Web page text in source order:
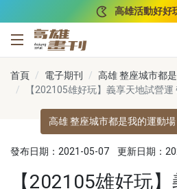
高雄活動好好
高雄畫刊
首頁 電子期刊
高雄 整座城市都
【202105雄好玩】義享天地試營
高雄 整座城市都是我的運動場
發布日期：2021-05-07 更新日期：
【202105雄好玩